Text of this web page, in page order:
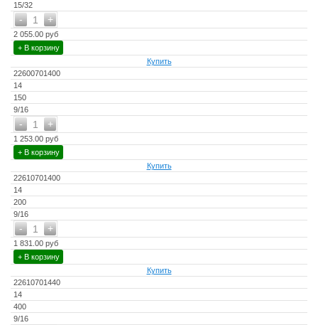
15/32
+
- 1
2 055.00 руб
+ В корзину
Купить
22600701400
14
150
9/16
+
- 1
1 253.00 руб
+ В корзину
Купить
22610701400
14
200
9/16
+
- 1
1 831.00 руб
+ В корзину
Купить
22610701440
14
400
9/16